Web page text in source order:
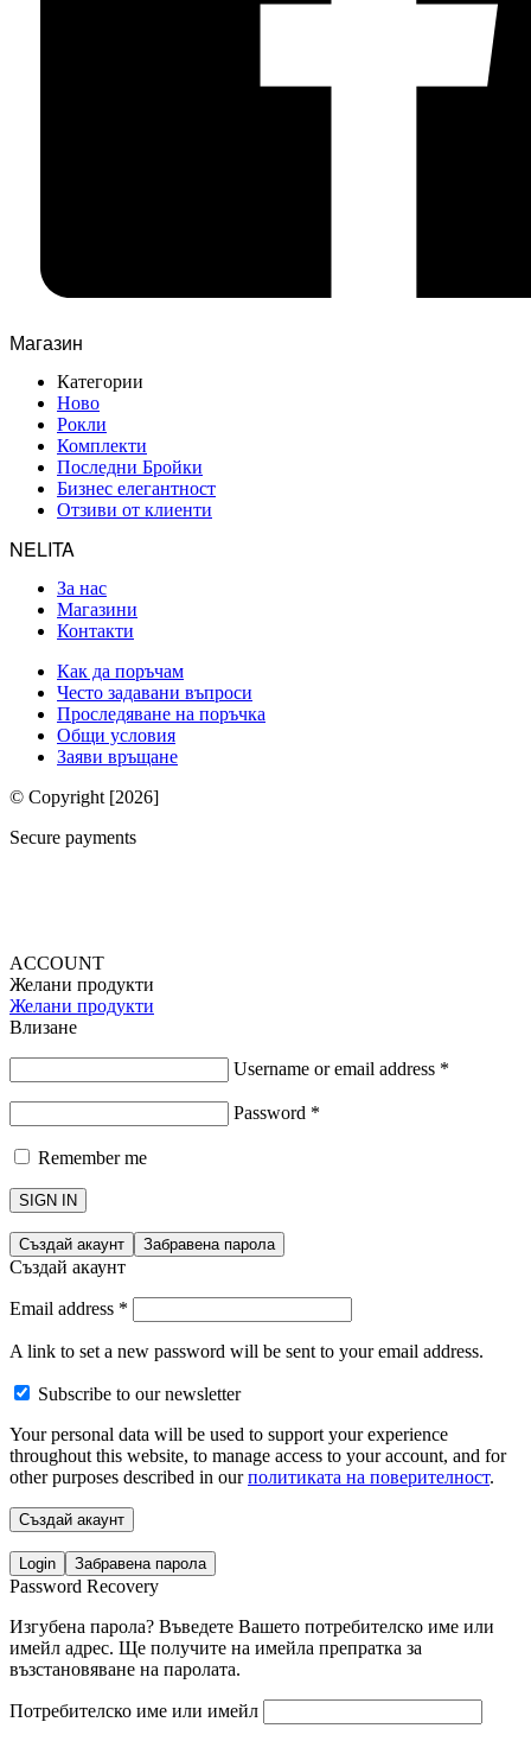
Магазин
Категории
Ново
Рокли
Комплекти
Последни Бройки
Бизнес елегантност
Отзиви от клиенти
NELITA
За нас
Магазини
Контакти
Как да поръчам
Често задавани въпроси
Проследяване на поръчка
Общи условия
Заяви връщане
© Copyright [2026]
Secure payments
ACCOUNT
Желани продукти
Желани продукти
Влизане
Username or email address *
Password *
Remember me
SIGN IN
Създай акаунт Забравена парола
Създай акаунт
Email address *
A link to set a new password will be sent to your email address.
Subscribe to our newsletter
Your personal data will be used to support your experience
throughout this website, to manage access to your account, and for
other purposes described in ourполитиката на поверителност.
Създай акаунт
Login Забравена парола
Password Recovery
Изгубена парола? Въведете Вашето потребителско име или
имейл адрес. Ще получите на имейла препратка за
възстановяване на паролата.
Потребителско име или имейл